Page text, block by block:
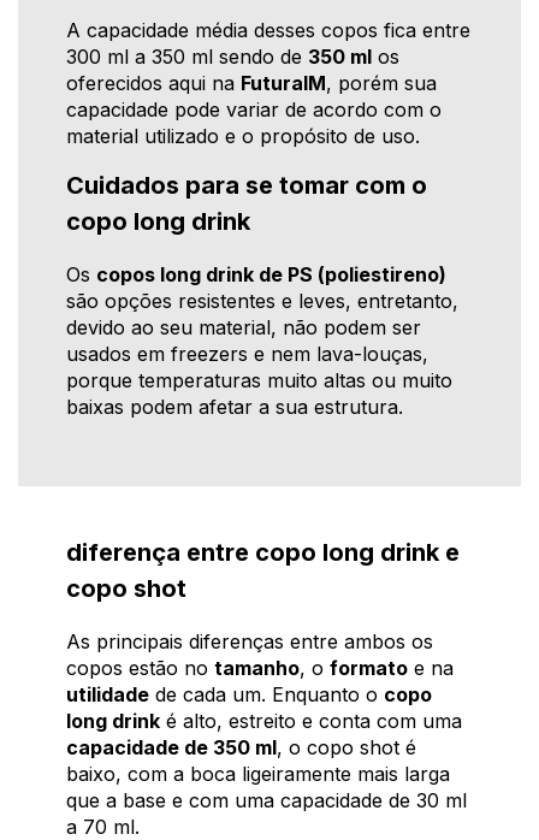
A capacidade média desses copos fica entre
300 ml a 350 ml sendo de 350 ml os
oferecidos aqui na FuturaIM, porém sua
capacidade pode variar de acordo com o
material utilizado e o propósito de uso.
Cuidados para se tomar com o
copo long drink
Os copos long drink de PS (poliestireno)
são opções resistentes e leves, entretanto,
devido ao seu material, não podem ser
usados em freezers e nem lava-louças,
porque temperaturas muito altas ou muito
baixas podem afetar a sua estrutura.
diferença entre copo long drink e
copo shot
As principais diferenças entre ambos os
copos estão no tamanho, o formato e na
utilidade de cada um. Enquanto o copo
long drink é alto, estreito e conta com uma
capacidade de 350 ml, o copo shot é
baixo, com a boca ligeiramente mais larga
que a base e com uma capacidade de 30 ml
a 70 ml.